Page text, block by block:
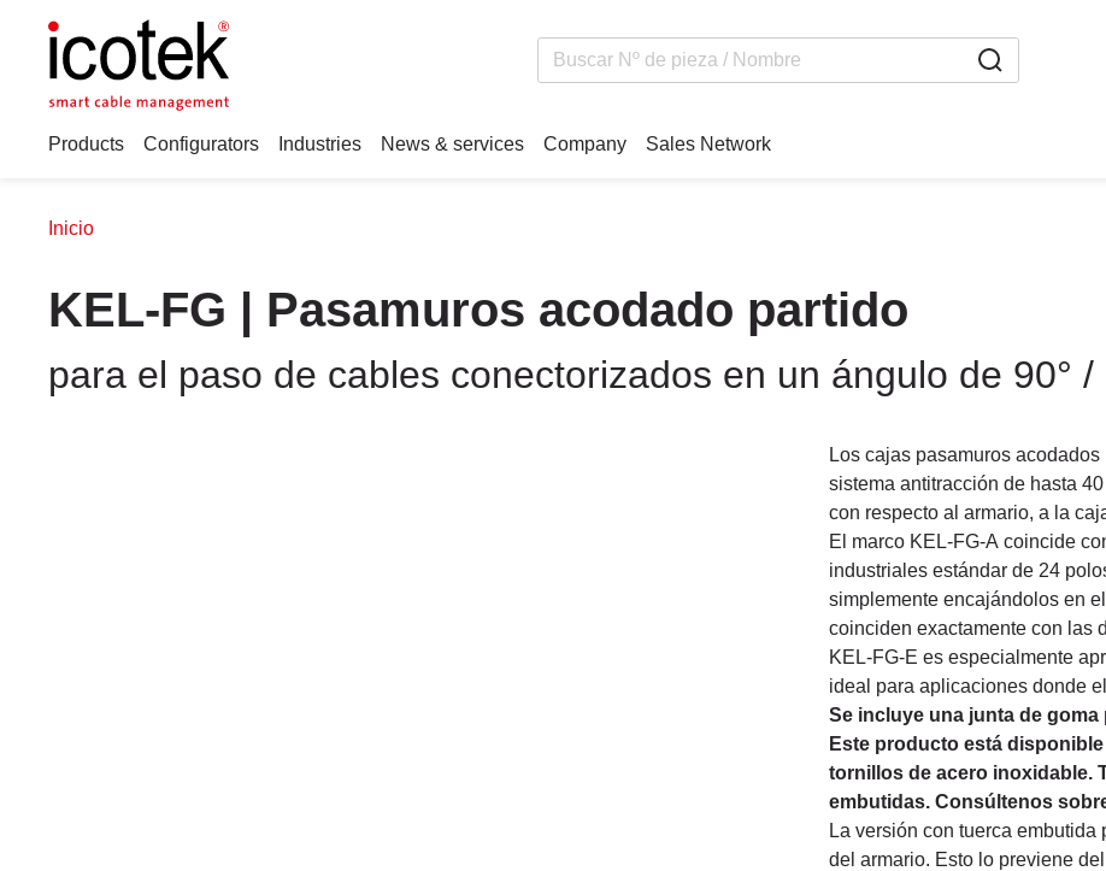
Products Configurators Industries News & services Company Sales Network
Inicio
KEL-FG | Pasamuros acodado partido
para el paso de cables conectorizados en un ángulo de 90°
Los cajas pasamuros
sistema antitracción de hasta
con respecto al armario, a la
El marco KEL-FG-A coincide
industriales estándar de 24
simplemente encajándolos en el
coinciden exactamente con las
KEL-FG-E es especialmente
ideal para aplicaciones donde
Se incluye una junta de goma
Este producto está
tornillos de acero inoxidable.
embutidas. Consúltenos
La versión con tuerca
del armario. Esto lo previene